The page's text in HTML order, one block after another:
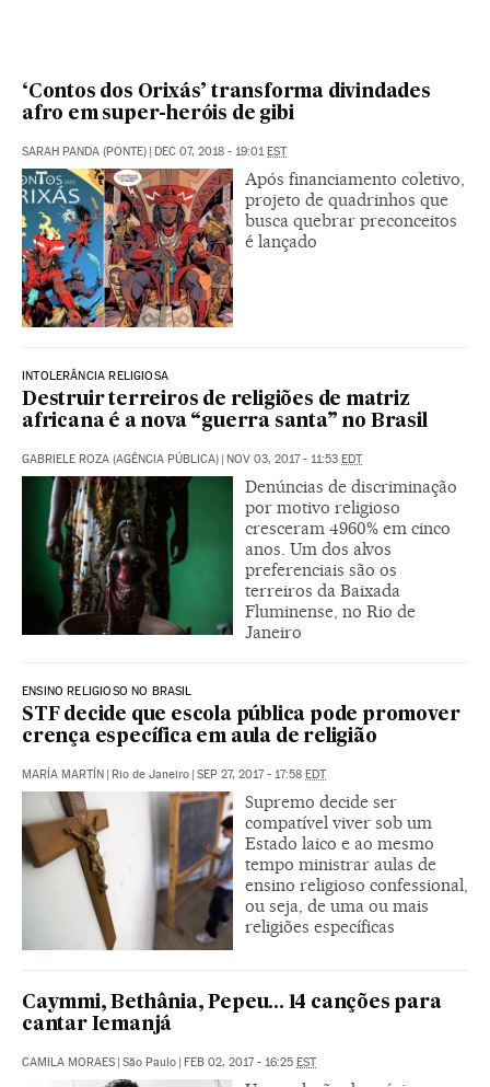
‘Contos dos Orixás’ transforma divindades
afro em super-heróis de gibi
SARAH PANDA (PONTE) DEC 07, 2018 - 19:01 EST
Após financiamento coletivo,
projeto de quadrinhos que
busca quebrar preconceitos
é lançado
INTOLERÂNCIA RELIGIOSA
Destruir terreiros de religiões de matriz
africana é a nova “guerra santa” no Brasil
GABRIELE ROZA (AGÊNCIA PÚBLICA) NOV 03, 2017 - 11:53 EDT
Denúncias de discriminação
por motivo religioso
cresceram 4960% em cinco
anos. Um dos alvos
preferenciais são os
terreiros da Baixada
Fluminense, no Rio de
Janeiro
ENSINO RELIGIOSO NO BRASIL
STF decide que escola pública pode promover
crença específica em aula de religião
MARÍA MARTÍN Rio de Janeiro SEP 27, 2017 - 17:58 EDT
Supremo decide ser
compatível viver sob um
Estado laico e ao mesmo
tempo ministrar aulas de
ensino religioso confessional,
ou seja, de uma ou mais
religiões específicas
Caymmi, Bethânia, Pepeu... 14 canções para
cantar Iemanjá
CAMILA MORAES | São Paulo | FEB 02, 2017 - 16:25 EST